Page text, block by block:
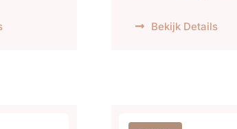
Bekijk Details